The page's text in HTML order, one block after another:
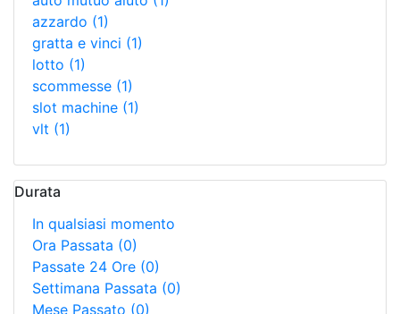
azzardo (1)
gratta e vinci (1)
lotto (1)
scommesse (1)
slot machine (1)
vlt (1)
Durata
In qualsiasi momento
Ora Passata (0)
Passate 24 Ore (0)
Settimana Passata (0)
Mese Passato (0)